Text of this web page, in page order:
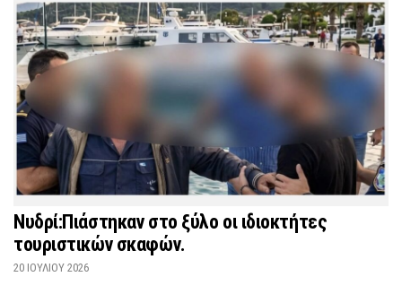
Νυδρί:Πιάστηκαν στο ξύλο οι ιδιοκτήτες
τουριστικών σκαφών.
20 ΙΟΥΛΊΟΥ 2026